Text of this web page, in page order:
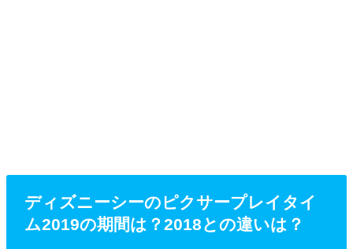
ディズニーシーのピクサープレイタイ
ム2019の期間は？2018との違いは？